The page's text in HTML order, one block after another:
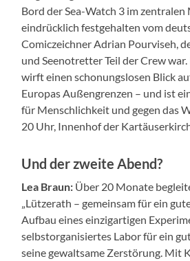
Bord der Sea-Watch 3 im
eindrücklich festgehalten vom
Comiczeichner Adrian Pourviseh,
und Seenotretter Teil der Crew
wirft einen schonungslosen Blick
Europas Außengrenzen – und ist
für Menschlichkeit und gegen das
20 Uhr, Innenhof der
Und der zweite Abend?
Lea Braun: Über 20 Monate
„Lützerath – gemeinsam für ein
Aufbau eines einzigartigen
selbstorganisiertes Labor für ein
seine gewaltsame Zerstörung. Mit